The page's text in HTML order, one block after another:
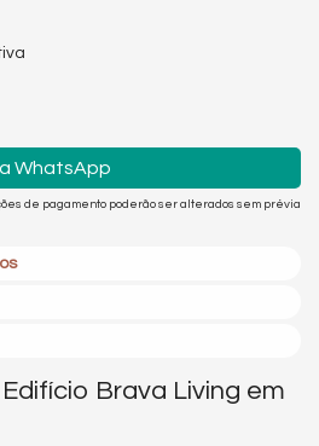
WhatsApp
de pagamento poderão ser alterados sem prévia
Brava Living em